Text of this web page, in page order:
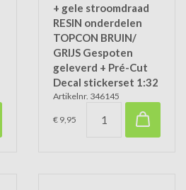
+ gele stroomdraad
RESIN onderdelen
TOPCON BRUIN/
GRIJS Gespoten
geleverd + Pré-Cut
Decal stickerset 1:32
Artikelnr. 346145
€ 9,95